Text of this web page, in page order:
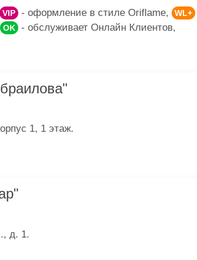
VIP - оформление в стиле Oriflame, WL+
OK - обслуживает Онлайн Клиентов,
1, 1 этаж.
д. 1.